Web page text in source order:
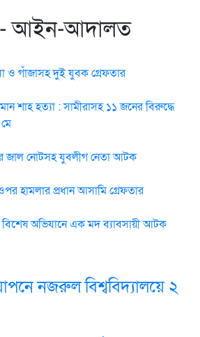
- আইন-আদালত
ও গাঁজাসহ দুই যুবক গ্রেফতার
শাহ হত্যা : সামীরাসহ ১১ জনের বিরুদ্ধে
জাল নোটসহ যুবলীগ নেতা আটক
হামলার প্রধান আসামি গ্রেফতার
বিশেষ অভিযানে এক মদ ব্যাবসায়ী আটক
নজরুল বিশ্ববিদ্যালয়ে ২